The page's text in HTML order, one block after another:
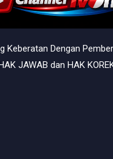
Keberatan Dengan
JAWAB dan HAK